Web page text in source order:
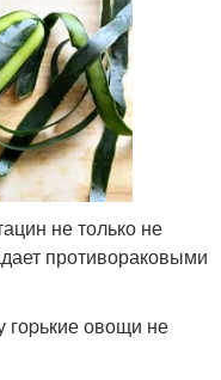
не только не
противораковыми
гоpькие овощи не